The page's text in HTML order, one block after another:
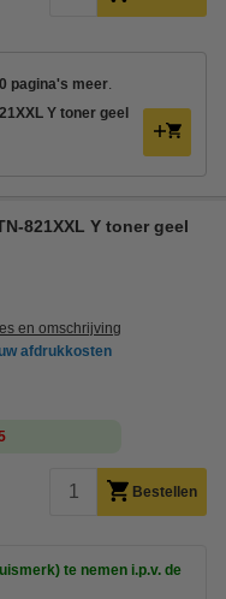
pagina's meer.
Y toner geel
821XXL Y toner geel
en omschrijving
afdrukkosten
Bestellen
te nemen i.p.v. de